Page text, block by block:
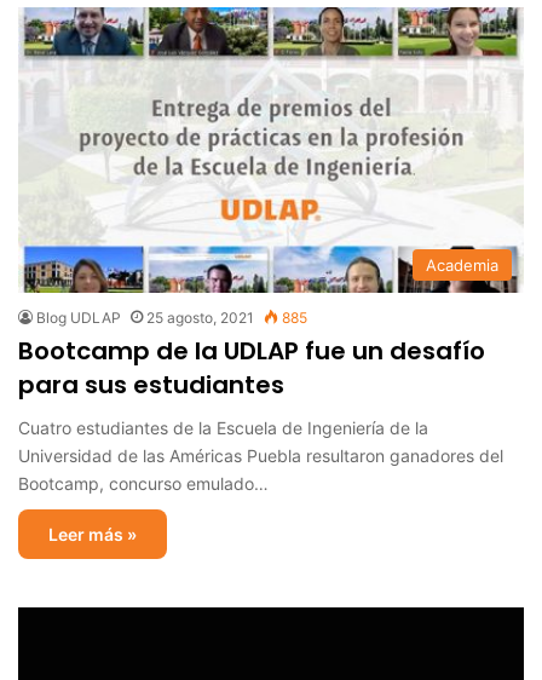
Academia
Blog UDLAP 25 agosto, 2021 885
Bootcamp de la UDLAP fue un desafío
para sus estudiantes
Cuatro estudiantes de la Escuela de Ingeniería de la
Universidad de las Américas Puebla resultaron ganadores del
Bootcamp, concurso emulado…
Leer más »